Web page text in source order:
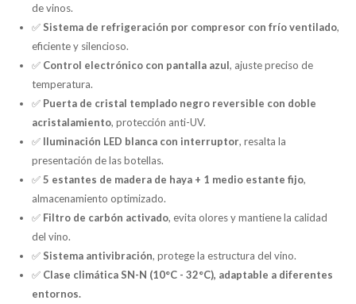
de vinos.
✅Sistema de refrigeración por compresor con frío ventilado,
eficiente y silencioso.
✅ Control electrónico con pantalla azul, ajuste preciso de
temperatura.
✅ Puerta de cristal templado negro reversible con doble
acristalamiento, protección anti-UV.
✅ Iluminación LED blanca con interruptor, resalta la
presentación de las botellas.
✅5 estantes de madera de haya + 1 medio estante fijo,
almacenamiento optimizado.
✅ Filtro de carbón activado, evita olores y mantiene la calidad
del vino.
✅Sistema antivibración, protege la estructura del vino.
✅ Clase climática SN-N (10°C - 32°C), adaptable a diferentes
entornos.